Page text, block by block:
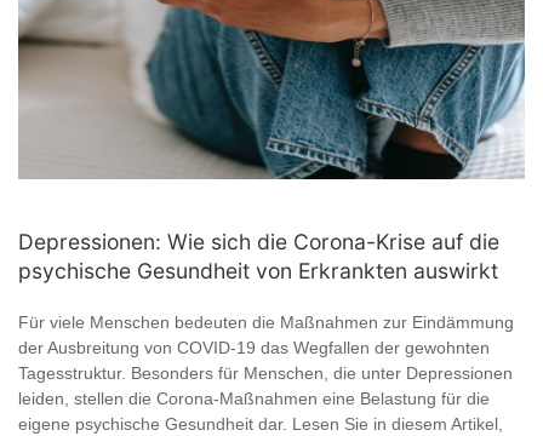
Depressionen: Wie sich die Corona-Krise auf die
psychische Gesundheit von Erkrankten auswirkt
Für viele Menschen bedeuten die Maßnahmen zur Eindämmung
der Ausbreitung von COVID-19 das Wegfallen der gewohnten
Tagesstruktur. Besonders für Menschen, die unter Depressionen
leiden, stellen die Corona-Maßnahmen eine Belastung für die
eigene psychische Gesundheit dar. Lesen Sie in diesem Artikel,